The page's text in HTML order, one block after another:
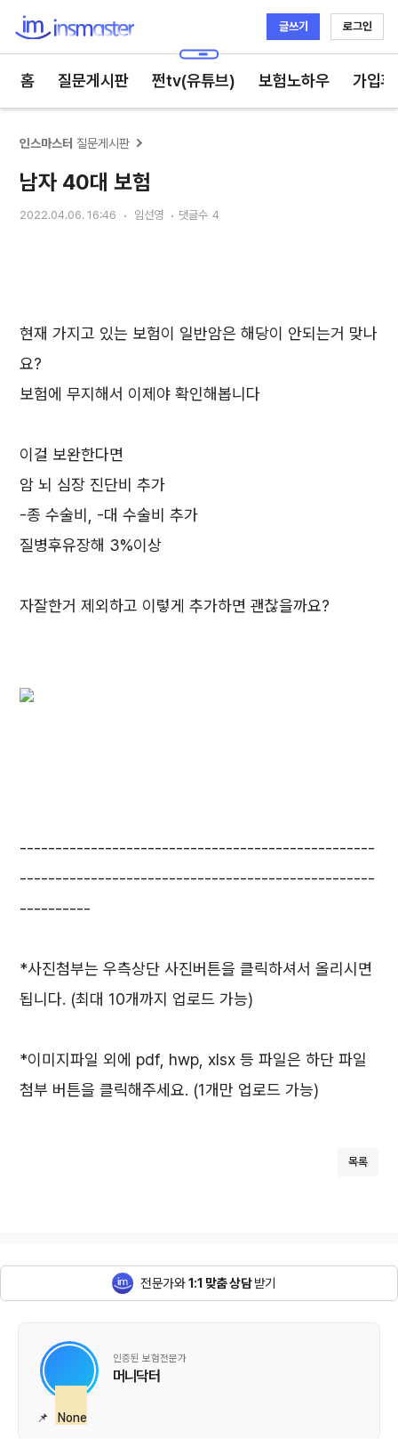
글쓰기 로그인
홈 질문게시판 쩐tv(유튜브) 보험노하우 가입
인스마스터 질문게시판
남자 40대 보험
2022.04.06. 16:46 임선영 댓글수 4
현재 가지고 있는 보험이 일반암은 해당이 안되는거 맞나
요?
보험에 무지해서 이제야 확인해봅니다
이걸 보완한다면
암 뇌 심장 진단비 추가
-종 수술비, -대 수술비 추가
질병후유장해 3%이상
자잘한거 제외하고 이렇게 추가하면 괜찮을까요?
--------------------------------------------------
--------------------------------------------------
----------
*사진첨부는 우측상단 사진버튼을 클릭하셔서 올리시면
됩니다. (최대 10개까지 업로드 가능)
*이미지파일 외에 pdf, hwp, xlsx 등 파일은 하단 파일
첨부 버튼을 클릭해주세요. (1개만 업로드 가능)
목록
전문가와1:1 맞춤 상담받기
인증된 보험전문가
머니닥터
📌 None